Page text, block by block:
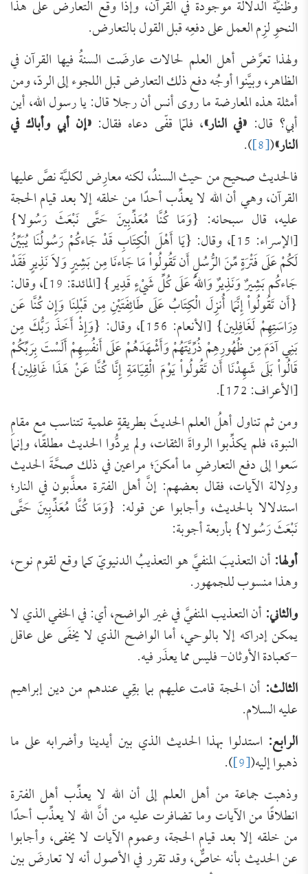
وظنيَّة الدلالة موجودة في القرآن، وإذا وقع التعارض على هذا
النحوِ لزِم العمل على دفعِه قبل القول بالتعارض.
ولهذا تعرَّض أهل العلم لحالات عارضَت السنةُ فيها القرآن في
الظاهر، وبيَّنوا أوجُه دفع ذلك التعارض قبل اللجوء إلى الردّ، ومن
أمثلة هذه المعارضة ما روى أنس أن رجلا قال: يا رسول الله، أين
أبي؟ قال: «في النار»، فلمّا قفّى دعاه فقال:«إن أبي وأباك في
النار»(
[8]
).
فالحديث صحيح من حيث السندُ، لكنه معارِض لكليَّة نصَّ عليها
القرآن، وهي أن الله لا يعذِّب أحدًا من خلقه إلا بعد قيام الحجة
عليه، قال سبحانه: {وَمَا كُنَّا مُعَذِّبِينَ حَتَّى نَبْعَثَ رَسُولا}
[الإسراء: 15]، وقال: {يَا أَهْلَ الْكِتَابِ قَدْ جَاءكُمْ رَسُولُنَا يُبَيِّنُ
لَكُمْ عَلَى فَتْرَةٍ مِّنَ الرُّسُلِ أَن تَقُولُواْ مَا جَاءنَا مِن بَشِيرٍ وَلاَ نَذِيرٍ فَقَدْ
جَاءكُم بَشِيرٌ وَنَذِيرٌ وَاللّهُ عَلَى كُلِّ شَيْءٍ قَدِير} [المائدة: 19]، وقال:
{أَن تَقُولُواْ إِنَّمَا أُنزِلَ الْكِتَابُ عَلَى طَائِفَتَيْنِ مِن قَبْلِنَا وَإِن كُنَّا عَن
دِرَاسَتِهِمْ لَغَافِلِين} [الأنعام: 156]، وقال: {وَإِذْ أَخَذَ رَبُّكَ مِن
بَنِي آدَمَ مِن ظُهُورِهِمْ ذُرِّيَّتَهُمْ وَأَشْهَدَهُمْ عَلَى أَنفُسِهِمْ أَلَسْتَ بِرَبِّكُمْ
قَالُواْ بَلَى شَهِدْنَا أَن تَقُولُواْ يَوْمَ الْقِيَامَةِ إِنَّا كُنَّا عَنْ هَذَا غَافِلِين}
[الأعراف: 172].
ومن ثم تناول أهلُ العلم الحديثَ بطريقةٍ علمية تتناسب مع مقامِ
النبوة، فلم يكذِّبوا الرواةَ الثقات، ولم يردُّوا الحديث مطلقًا، وإنما
سَعوا إلى دفع التعارضِ ما أمكنَ؛ مراعين في ذلك صحَّةَ الحديث
ودِلالة الآيات، فقال بعضهم: إنَّ أهل الفترة معذَّبون في النار؛
استدلالا بالحديث، وأجابوا عن قوله: {وَمَا كُنَّا مُعَذِّبِينَ حَتَّى
نَبْعَثَ رَسُولا} بأربعة أجوبة:
أولها:أن التعذيبَ المنفيَّ هو التعذيبُ الدنيويّ كما وقع لقوم نوح،
وهذا منسوب للجمهور.
والثاني:أن التعذيب المنفيَّ في غير الواضح، أي: في الخفي الذي لا
يمكن إدراكه إلا بالوحي، أما الواضح الذي لا يخفَى على عاقل
-كعبادة الأوثان- فليس مما يعذَر فيه.
الثالث: أن الحجة قامت عليهم بما بقِي عندهم من دين إبراهيم
عليه السلام.
الرابع: استدلوا بهذا الحديث الذي بين أيدينا وأضرابه على ما
ذهبوا إليه([9]
).
وذهبت جماعة من أهل العلم إلى أن الله لا يعذِّب أهل الفترة
انطلاقًا من الآيات وما تضافرت عليه من أنَّ الله لا يعذِّب أحدًا
من خلقه إلا بعد قيام الحجة، وعموم الآيات لا يخفى، وأجابوا
عن الحديث بأنه خاصٌّ، وقد تقرر في الأصول أنه لا تعارضَ بين